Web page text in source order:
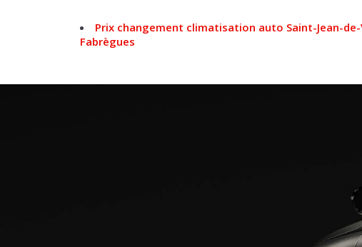
Prix changement climatisation auto Saint-Jean-de-
Fabrègues